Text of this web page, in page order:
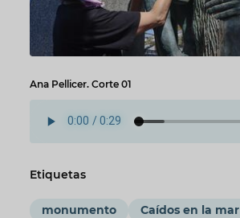
Ana Pellicer. Corte 01
Etiquetas
monumento
Caídos en la mar